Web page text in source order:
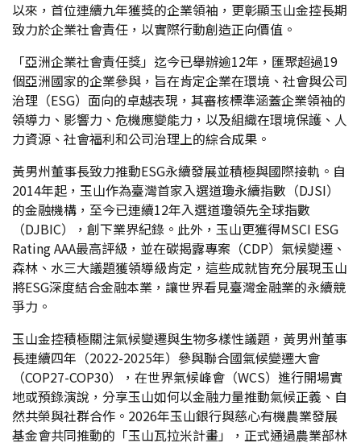
以來，首位連續九年獲獎的企業領袖，更彰顯玉山金控長期
致力於企業社會責任，以實際行動創造正向價值。
「亞洲企業社會責任獎」迄今已舉辦逾12年，匯聚超過19
個亞洲國家的企業參與，旨在肯定企業在環境、社會與公司
治理（ESG）面向的卓越表現，其審核標準涵蓋企業領袖的
領導力、影響力、危機應變能力，以及組織在環境保護、人
力資源、社會福利和公司治理上的綜合成果。
黃男州董事長致力推動ESG永續發展並積極與國際接軌。自
2014年起，玉山作為臺灣首家入選道瓊永續指數（DJSI）
的金融機構，至今已連續12年入選道瓊領先全球指數
（DJBIC），創下業界紀錄。此外，玉山更獲得MSCI ESG
Rating AAA最高評級，並在碳揭露專案（CDP）氣候變遷、
森林、水三大議題獲領導級肯定，這些成就皆充分展現玉山
將ESG深度結合金融本業，讓世界看見臺灣金融業的永續競
爭力。
玉山金控積極關注氣候變遷與生物多樣性議題，黃男州董事
長連續四年（2022-2025年）參與聯合國氣候變遷大會
（COP27-COP30），在世界氣候峰會（WCS）進行開場實
地或預錄演說，分享玉山如何以金融力量推動氣候正義、自
然共榮與社群合作。2026年玉山銀行與慈心有機農業發展
基金會共同推動的「玉山瓦拉米計畫」，正式通過農業部林